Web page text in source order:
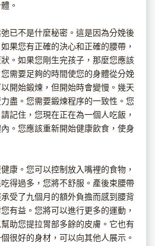
。
已不是什麼秘密。這是因為分娩後
果您有正確的決心和正確的腰帶，
。如果您剛生完孩子，那麼您應該
需要足夠的時間使您的身體從分娩
開始鍛煉，但開始時會變慢。幾天
盡。您需要鍛煉程序的一致性。您
記住，您現在正在為一個人吃飯，
。您應該重新開始健康飲食，使身
康。您可以控制放入嘴裡的食物，
得過多，您將不舒服。產後束腰帶
受了九個月的額外負擔而感到腰背
有益。您將可以進行更多的運動，
助您提拉胃部多餘的皮膚。它也有
很好的身材，可以向其他人展示。